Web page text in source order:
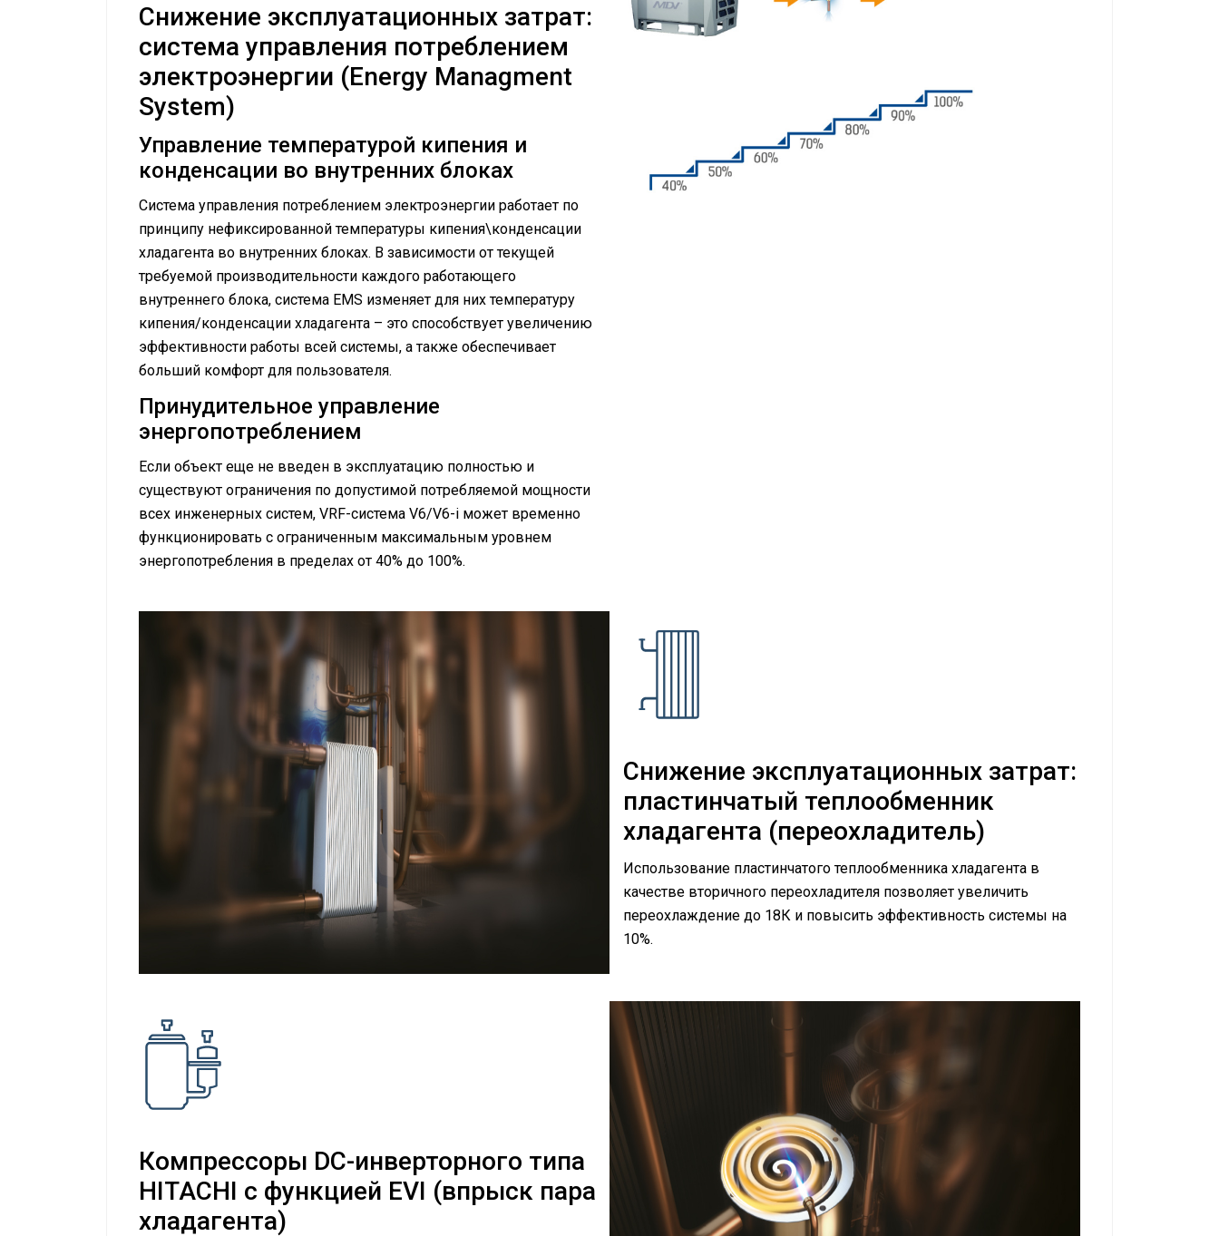
Снижение эксплуатационных затрат:
система управления потреблением
электроэнергии (Energy Managment
System)
Управление температурой кипения и
конденсации во внутренних блоках
Система управления потреблением электроэнергии работает по
принципу нефиксированной температуры кипения\конденсации
хладагента во внутренних блоках. В зависимости от текущей
требуемой производительности каждого работающего
внутреннего блока, система EMS изменяет для них температуру
кипения/конденсации хладагента – это способствует увеличению
эффективности работы всей системы, а также обеспечивает
больший комфорт для пользователя.
Принудительное управление
энергопотреблением
Если объект еще не введен в эксплуатацию полностью и
существуют ограничения по допустимой потребляемой мощности
всех инженерных систем, VRF-система V6/V6-i может временно
функционировать с ограниченным максимальным уровнем
энергопотребления ​в пределах от 40% до 100%.
Снижение эксплуатационных затрат:
пластинчатый теплообменник
хладагента (переохладитель)
Использование пластинчатого теплообменника хладагента в
качестве вторичного переохладителя позволяет увеличить
переохлаждение до 18К и повысить эффективность системы на
10%.
Компрессоры DC-инверторного типа
HITACHI с функцией EVI (впрыск пара
хладагента)